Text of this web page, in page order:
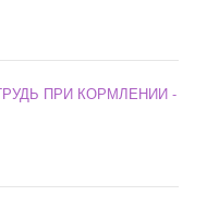
ПРИ КОРМЛЕНИИ -